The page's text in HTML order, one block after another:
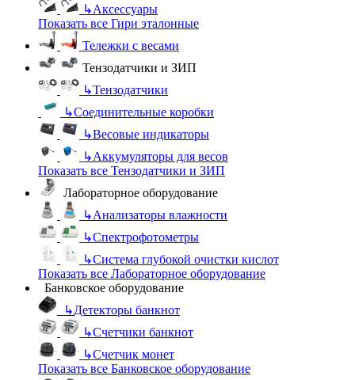
↳Аксессуары
Показать все Гири эталонные
Тележки с весами
Тензодатчики и ЗИП
↳Тензодатчики
↳Соединительные коробки
↳Весовые индикаторы
↳Аккумуляторы для весов
Показать все Тензодатчики и ЗИП
Лабораторное оборудование
↳Анализаторы влажности
↳Спектрофотометры
↳Система глубокой очистки кислот
Показать все Лабораторное оборудование
Банковское оборудование
↳Детекторы банкнот
↳Счетчики банкнот
↳Счетчик монет
Показать все Банковское оборудование